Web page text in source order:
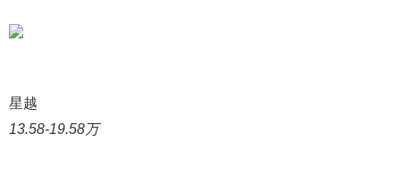
星越
13.58-19.58万